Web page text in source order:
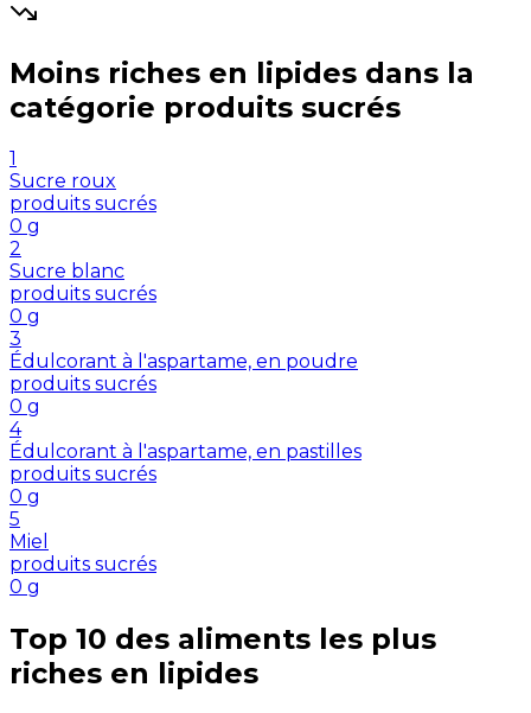
Moins riches en lipides dans la
catégorie produits sucrés
1
Sucre roux
produits sucrés
0 g
2
Sucre blanc
produits sucrés
0 g
3
Édulcorant à l'aspartame, en poudre
produits sucrés
0 g
4
Édulcorant à l'aspartame, en pastilles
produits sucrés
0 g
5
Miel
produits sucrés
0 g
Top 10 des aliments les plus
riches en lipides